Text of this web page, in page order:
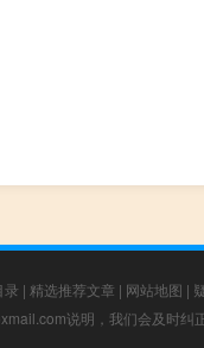
录 | 精选推荐文章 | 网站地图 |
说明，我们会及时纠